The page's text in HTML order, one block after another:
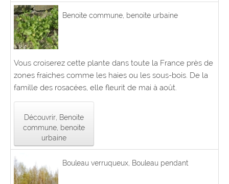
Benoite commune, benoite urbaine
Vous croiserez cette plante dans toute la France près de
zones fraiches comme les haies ou les sous-bois. De la
famille des rosacées, elle fleurit de mai à août.
Découvrir, Benoite
commune, benoite
urbaine
Bouleau verruqueux, Bouleau pendant